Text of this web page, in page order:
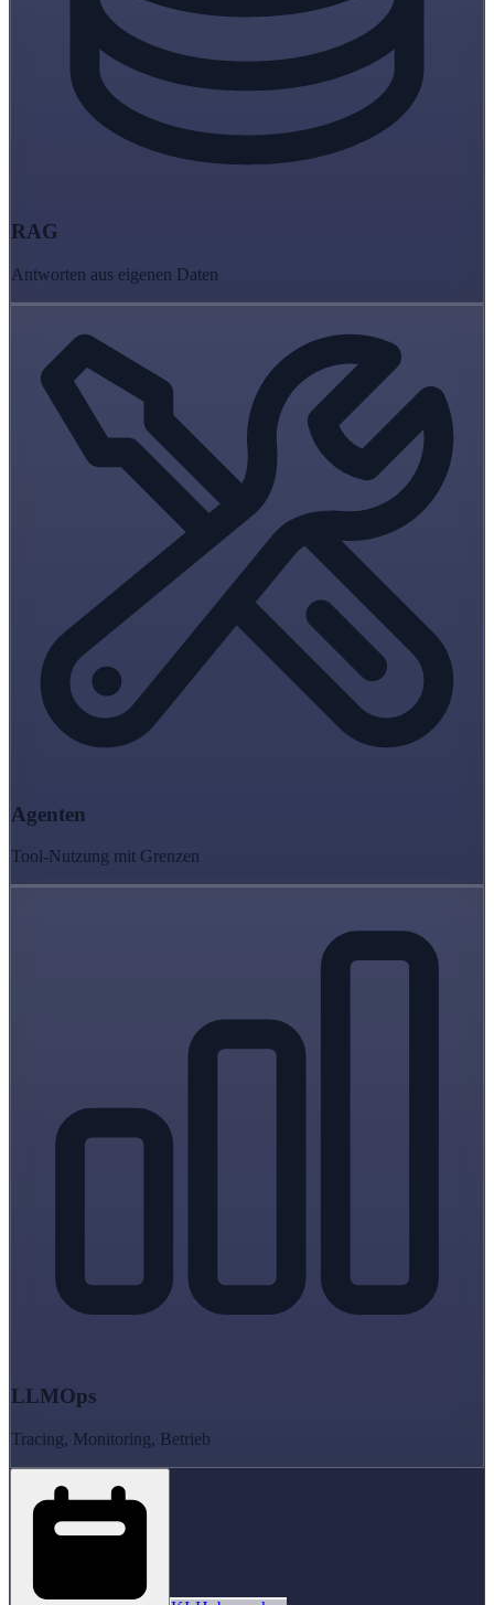
RAG
Antworten aus eigenen Daten
Agenten
Tool-Nutzung mit Grenzen
LLMOps
Tracing, Monitoring, Betrieb